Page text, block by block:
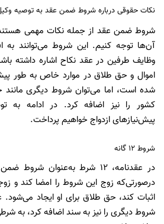
نکات حقوقی درباره شروط ضمن عقد به توصیه
شروط ضمن عقد از جمله نکات مهمی هستند
آن‌ها توجه کنیم. این شروط می‌توانند
وظایف طرفین در عقد نکاح اشاره داشته
اموال و حق طلاق در موارد خاص به طور
شده است، اما می‌توان شروط دیگری
کشور را نیز اضافه کرد. در ادامه به
پیش‌نیازهای ازدواج خواهیم پرداخت.
شروط ۱۲ گانه
در عقدنامه، ۱۲ شرط به‌عنوان
درصورتی‌که زوج این شروط را امضا کند و
اثبات کند، حق طلاق برای او ایجاد می‌شود.
شروط دیگری را نیز به سند اضافه کرد، به